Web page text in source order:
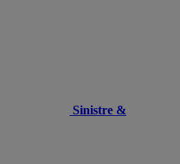
Sinistre &